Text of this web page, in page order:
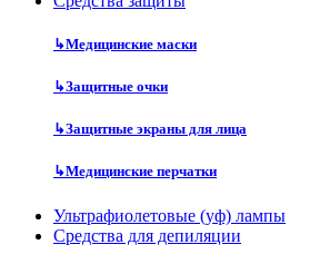
↳Медицинские маски
↳Защитные очки
↳Защитные экраны для лица
↳Медицинские перчатки
Ультрафиолетовые (уф) лампы
Средства для депиляции